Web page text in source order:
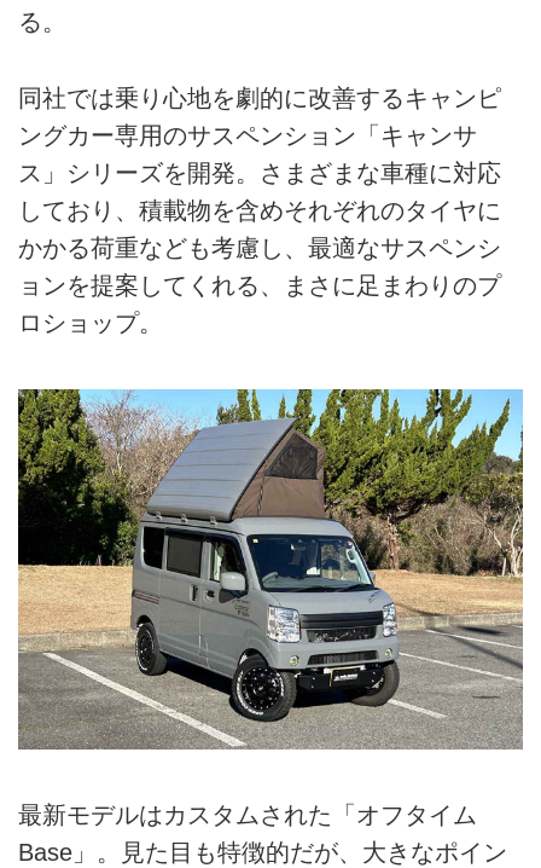
る。
同社では乗り心地を劇的に改善するキャンピ
ングカー専用のサスペンション「キャンサ
ス」シリーズを開発。さまざまな車種に対応
しており、積載物を含めそれぞれのタイヤに
かかる荷重なども考慮し、最適なサスペンシ
ョンを提案してくれる、まさに足まわりのプ
ロショップ。
最新モデルはカスタムされた「オフタイム
Base」。見た目も特徴的だが、大きなポイン